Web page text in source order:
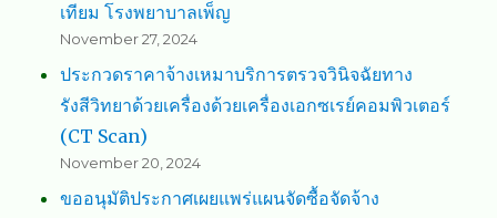
เทียม โรงพยาบาลเพ็ญ
November 27, 2024
ประกวดราคาจ้างเหมาบริการตรวจวินิจฉัยทาง
รังสีวิทยาด้วยเครื่องด้วยเครื่องเอกซเรย์คอมพิวเตอร์
(CT Scan)
November 20, 2024
ขออนุมัติประกาศเผยแพร่แผนจัดซื้อจัดจ้าง